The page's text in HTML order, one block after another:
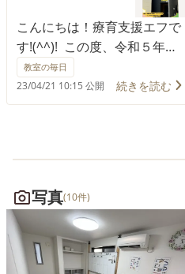
こんにちは！療育支援エフで
す!(^^)! この度、令和５年３
月に療育支援エフ鳥飼教室を
開所いたしました。 これまで
の教室同様、日々生徒さんと
気軽にお問い合わせください!
教室の毎日
23/04/21 10:15 公開 続きを読む
写真(10件)